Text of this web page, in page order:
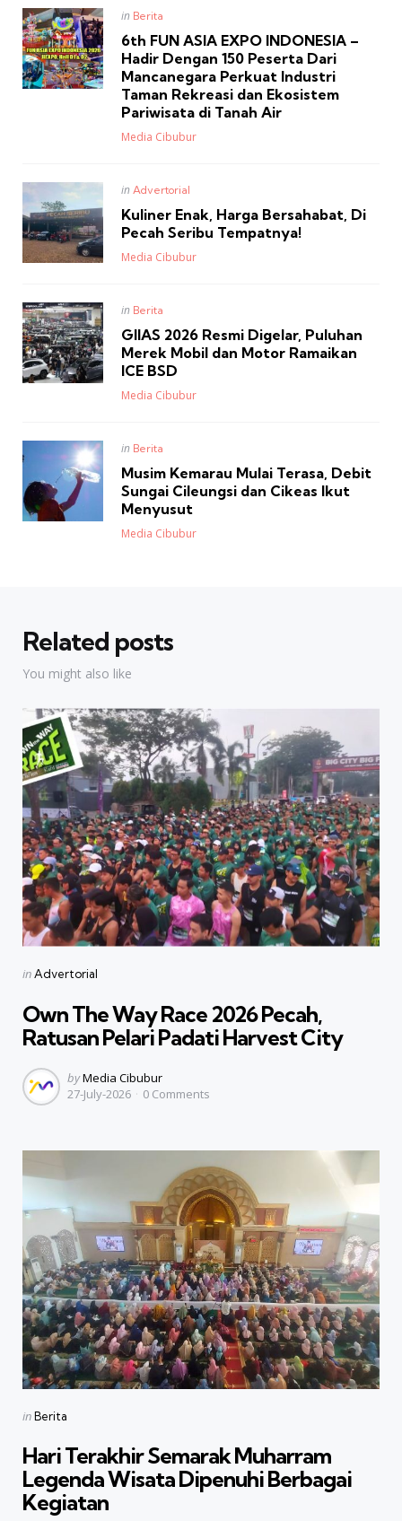
Posted
in
in Berita
6th FUN ASIA EXPO INDONESIA –
Hadir Dengan 150 Peserta Dari
Mancanegara Perkuat Industri
Taman Rekreasi dan Ekosistem
Pariwisata di Tanah Air
Posted
Media Cibubur
Posted
in
in Advertorial
Kuliner Enak, Harga Bersahabat, Di
Pecah Seribu Tempatnya!
Posted
Media Cibubur
Posted
in
in Berita
GIIAS 2026 Resmi Digelar, Puluhan
Merek Mobil dan Motor Ramaikan
ICE BSD
Posted
Media Cibubur
Posted
in
in Berita
Musim Kemarau Mulai Terasa, Debit
Sungai Cileungsi dan Cikeas Ikut
Menyusut
Posted
Media Cibubur
Related posts
You might also like
Categories
Posted
inAdvertorial
Own The Way Race 2026 Pecah,
Ratusan Pelari Padati Harvest City
Posted
by
byMedia Cibubur
27-July-2026
0 Comments
Categories
Posted
inBerita
Hari Terakhir Semarak Muharram
Legenda Wisata Dipenuhi Berbagai
Kegiatan